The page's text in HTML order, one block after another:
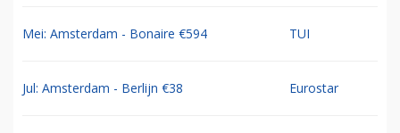
Mei: Amsterdam - Bonaire €594 TUI
Jul: Amsterdam - Berlijn €38 Eurostar